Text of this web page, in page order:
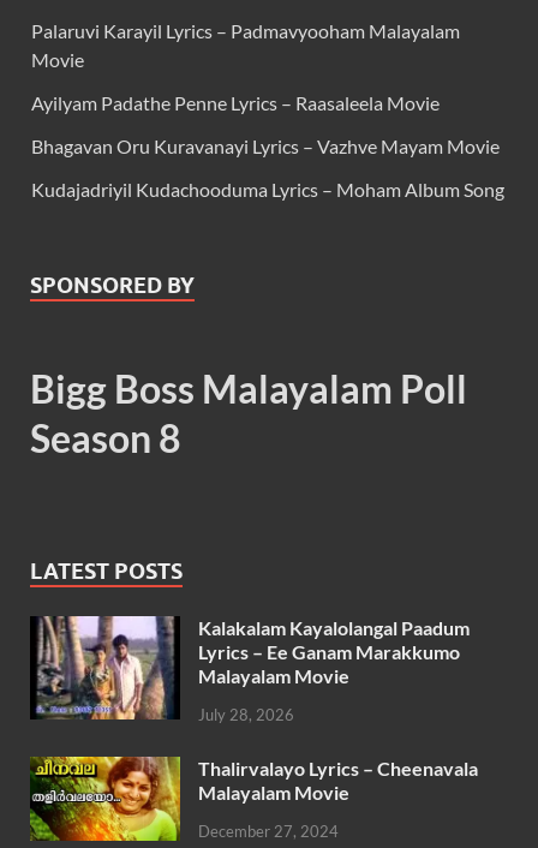
Palaruvi Karayil Lyrics – Padmavyooham Malayalam
Movie
Ayilyam Padathe Penne Lyrics – Raasaleela Movie
Bhagavan Oru Kuravanayi Lyrics – Vazhve Mayam Movie
Kudajadriyil Kudachooduma Lyrics – Moham Album Song
SPONSORED BY
Bigg Boss Malayalam Poll
Season 8
LATEST POSTS
Kalakalam Kayalolangal Paadum
Lyrics – Ee Ganam Marakkumo
Malayalam Movie
July 28, 2026
Thalirvalayo Lyrics – Cheenavala
Malayalam Movie
December 27, 2024